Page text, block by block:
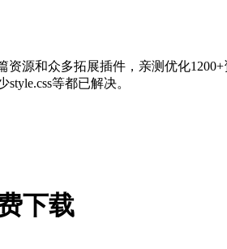
源和众多拓展插件，亲测优化1200+
等都已解决。
下载